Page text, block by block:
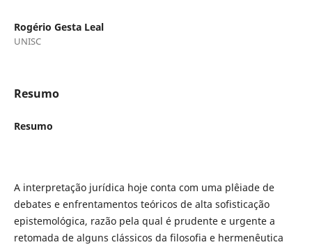
Rogério Gesta Leal
UNISC
Resumo
Resumo
A interpretação jurídica hoje conta com uma plêiade de
debates e enfrentamentos teóricos de alta sofisticação
epistemológica, razão pela qual é prudente e urgente a
retomada de alguns clássicos da filosofia e hermenêutica